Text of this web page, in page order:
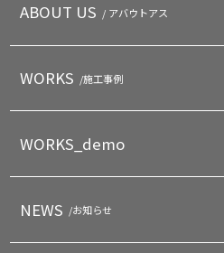
ABOUT US / アバウトアス
WORKS /施工事例
WORKS_demo
NEWS /お知らせ